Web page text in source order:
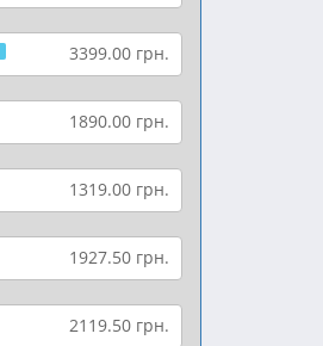
3399.00 грн.
1890.00 грн.
1319.00 грн.
1927.50 грн.
2119.50 грн.